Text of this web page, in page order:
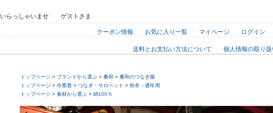
いらっしゃいませ ゲストさま
クーポン情報 お気に入り一覧 マイページ ログイン
送料とお支払い方法について 個人情報の取り
トップページ > ブランドから選ぶ > 桑和 > 桑和のつなぎ服
トップページ > 作業着 > つなぎ・サロペット > 秋冬・通年用
トップページ > 素材から選ぶ > 綿100％